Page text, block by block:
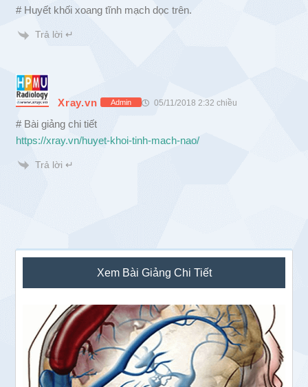
# Huyết khối xoang tĩnh mạch dọc trên.
Trả lời ↵
Xray.vn Admin 05/11/2018 2:32 chiều
# Bài giảng chi tiết
https://xray.vn/huyet-khoi-tinh-mach-nao/
Trả lời ↵
Sidebar
chính
Xem Bài Giảng Chi Tiết